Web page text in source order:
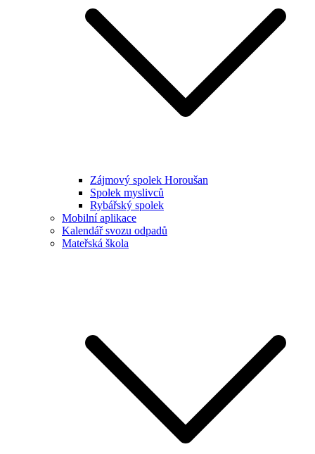
Zájmový spolek Horoušan
Spolek myslivců
Rybářský spolek
Mobilní aplikace
Kalendář svozu odpadů
Mateřská škola